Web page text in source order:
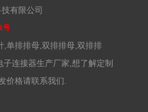
有限公司
号
,单排排母,双排排母,双排排
连接器生产厂家,想了解定制
价格请联系我们.